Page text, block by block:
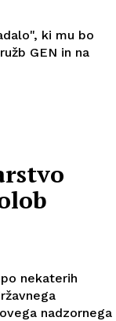
ki mu bo
GEN in na
nekaterih
nadzornega